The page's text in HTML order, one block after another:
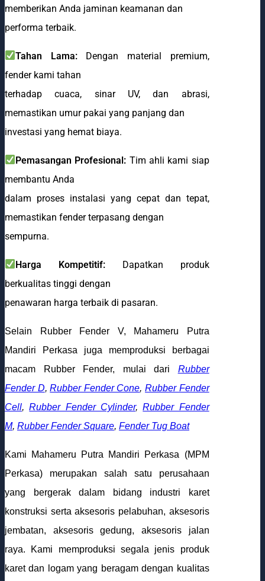
memberikan Anda jaminan keamanan dan
performa terbaik.
Tahan Lama:Dengan material premium,
fender kami tahan
terhadap cuaca, sinar UV, dan abrasi,
memastikan umur pakai yang panjang dan
investasi yang hemat biaya.
Pemasangan Profesional: Tim ahli kami siap
membantu Anda
dalam proses instalasi yang cepat dan tepat,
memastikan fender terpasang dengan
sempurna.
Harga Kompetitif: Dapatkan produk
berkualitas tinggi dengan
penawaran harga terbaik di pasaran.
Selain Rubber Fender V, Mahameru Putra
Mandiri Perkasa juga memproduksi berbagai
macam Rubber Fender, mulai dari Rubber
Fender D,Rubber Fender Cone,Rubber Fender
Cell,Rubber Fender Cylinder,Rubber Fender
M, Rubber Fender Square, Fender Tug Boat
Kami Mahameru Putra Mandiri Perkasa (MPM
Perkasa) merupakan salah satu perusahaan
yang bergerak dalam bidang industri karet
konstruksi serta aksesoris pelabuhan, aksesoris
jembatan, aksesoris gedung, aksesoris jalan
raya. Kami memproduksi segala jenis produk
karet dan logam yang beragam dengan kualitas